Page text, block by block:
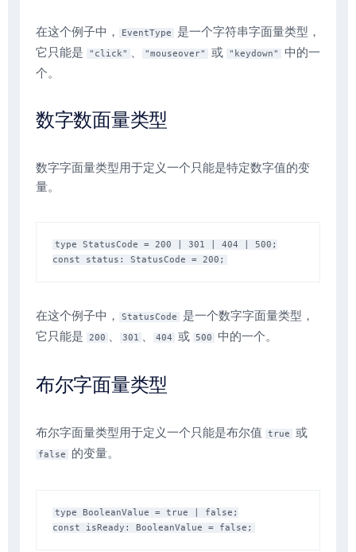
在这个例子中， EventType
是一个字符串字面量类型，
它只能是
"click" 、 "mouseover" 或 "keydown"
中的一
个。
数字数面量类型
数字字面量类型用于定义一个只能是特定数字值的变
量。
type StatusCode = 200 | 301 | 404 | 500;
在这个例子中， StatusCode
是一个数字字面量类型，
它只能是
200 、 301 、 404 或 500 中的一个。
布尔字面量类型
布尔字面量类型用于定义一个只能是布尔值 true 或
false 的变量。
type BooleanValue = true | false;